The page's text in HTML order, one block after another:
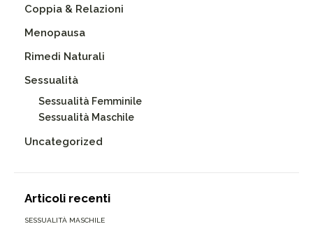
Coppia & Relazioni
Menopausa
Rimedi Naturali
Sessualità
Sessualità Femminile
Sessualità Maschile
Uncategorized
Articoli recenti
SESSUALITÀ MASCHILE